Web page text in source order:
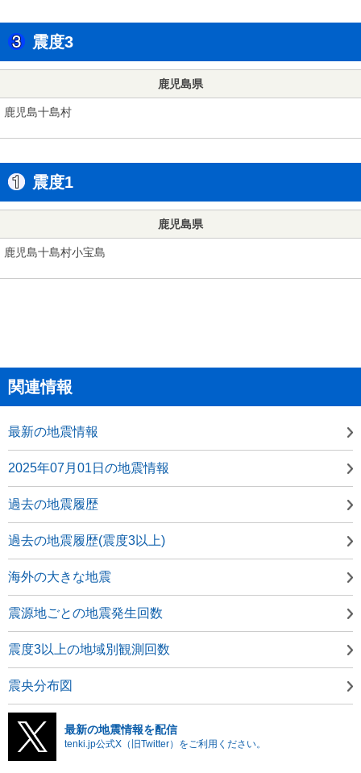
震度3
鹿児島県
鹿児島十島村
震度1
鹿児島県
鹿児島十島村小宝島
関連情報
最新の地震情報
2025年07月01日の地震情報
過去の地震履歴
過去の地震履歴(震度3以上)
海外の大きな地震
震源地ごとの地震発生回数
震度3以上の地域別観測回数
震央分布図
最新の地震情報を配信
tenki.jp公式X（旧Twitter）をご利用ください。